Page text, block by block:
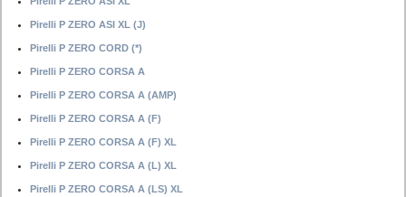
Pirelli P ZERO ASI XL (J)
Pirelli P ZERO CORD (*)
Pirelli P ZERO CORSA A
Pirelli P ZERO CORSA A (AMP)
Pirelli P ZERO CORSA A (F)
Pirelli P ZERO CORSA A (F) XL
Pirelli P ZERO CORSA A (L) XL
Pirelli P ZERO CORSA A (LS) XL